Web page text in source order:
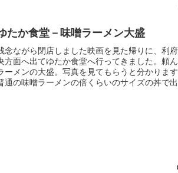
たか食堂－味噌ラーメン大盛
念ながら閉店しました映画を見た帰りに、利
方面へ出てゆたか食堂へ行ってきました。頼
ーメンの大盛。写真を見てもらうと分かりま
通の味噌ラーメンの倍くらいのサイズの丼で